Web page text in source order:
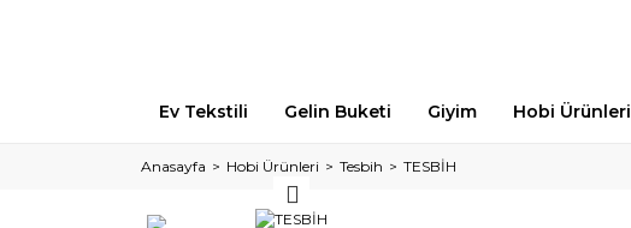
Ev Tekstili Gelin Buketi Giyim Hobi Ürünleri
Anasayfa Hobi Ürünleri Tesbih TESBİH